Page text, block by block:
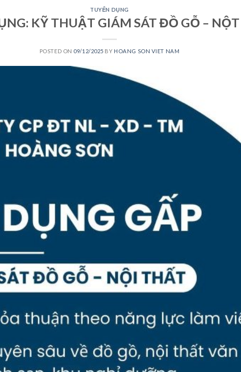
TUYỂN DỤNG
KỸ THUẬT GIÁM SÁT ĐỒ GỖ –
POSTED ON 09/12/2025 BY HOANG SON VIET NAM